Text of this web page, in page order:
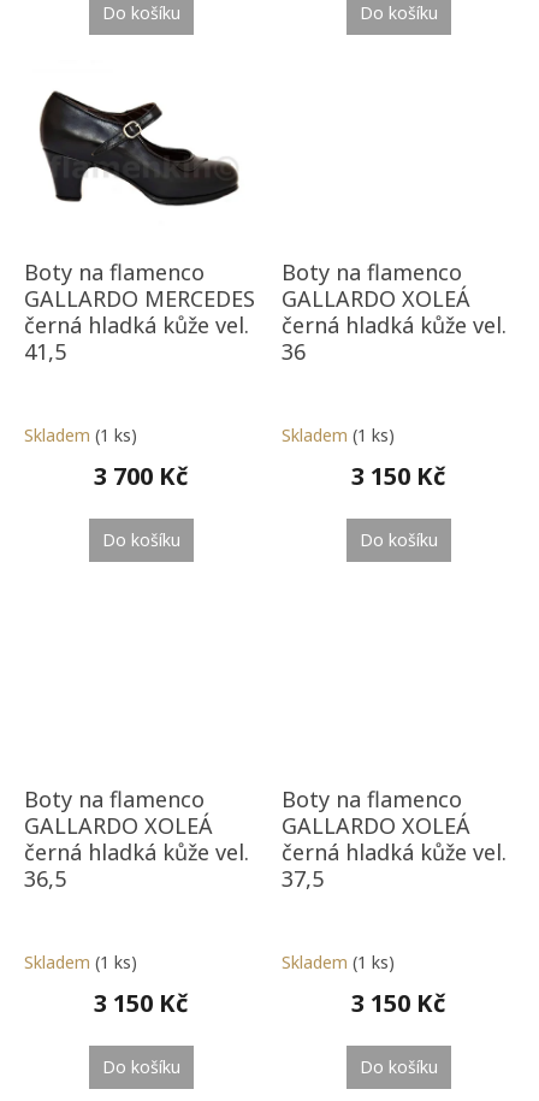
Do košíku Do košíku
Boty na flamenco
GALLARDO MERCEDES
černá hladká kůže vel.
41,5
Skladem (1 ks)
3 700 Kč
Do košíku
Boty na flamenco
GALLARDO XOLEÁ
černá hladká kůže vel.
36
Skladem (1 ks)
3 150 Kč
Do košíku
Boty na flamenco
GALLARDO XOLEÁ
černá hladká kůže vel.
36,5
Skladem (1 ks)
3 150 Kč
Do košíku
Boty na flamenco
GALLARDO XOLEÁ
černá hladká kůže vel.
37,5
Skladem (1 ks)
3 150 Kč
Do košíku